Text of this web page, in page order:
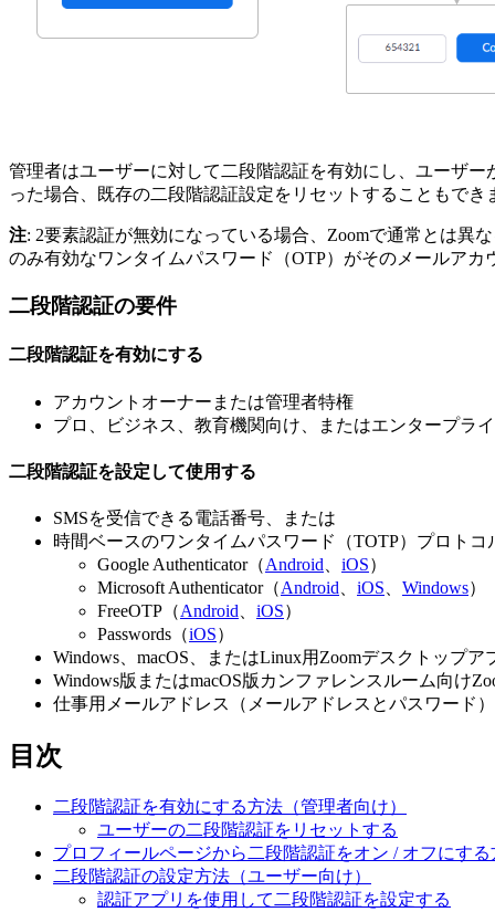
管理者はユーザーに対して二段階認証を有効にし、ユーザ
った場合、既存の二段階認証設定をリセットすることもでき
注: 2要素認証が無効になっている場合、Zoomで通常とは異
のみ有効なワンタイムパスワード（OTP）がそのメールアカ
二段階認証の要件
二段階認証を有効にする
アカウントオーナーまたは管理者特権
プロ、ビジネス、教育機関向け、またはエンタープラ
二段階認証を設定して使用する
SMSを受信できる電話番号、または
時間ベースのワンタイムパスワード（TOTP）プロト
Google Authenticator（Android iOS）
Microsoft Authenticator（Android iOS Windows）
FreeOTP（Android iOS）
Passwords（iOS）
Windows、macOS、またはLinux用Zoomデスクトップア
Windows版またはmacOS版カンファレンスルーム向け
仕事用メールアドレス（メールアドレスとパスワード
目次
二段階認証を有効にする方法（管理者向け）
ユーザーの二段階認証をリセットする
プロフィールページから二段階認証をオン / オフにす
二段階認証の設定方法（ユーザー向け）
認証アプリを使用して二段階認証を設定する